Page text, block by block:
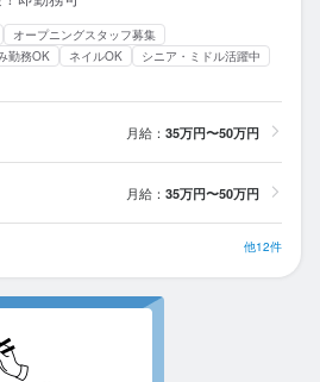
オープニングスタッフ募集
勤務OK ネイルOK
シニア・ミドル活躍中
月給： 35万円〜50万円
月給： 35万円〜50万円
他12件